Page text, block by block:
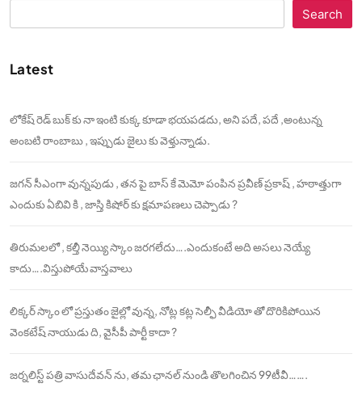
Search
Latest
లోకేష్ రెడ్ బుక్ కు నా ఇంటి కుక్క కూడా భయపడదు, అని పదే, పదే ,అంటున్న
అంబటి రాంబాబు , ఇప్పుడు జైలు కు వెళ్తున్నాడు.
జగన్ సీఎంగా వున్నపుడు , తన పై బాస్ కే మెమో పంపిన ప్రవీణ్ ప్రకాష్ , హఠాత్తుగా
ఎందుకు ఏబివి కి , జాస్తి కిషోర్ కు క్షమాపణలు చెప్పాడు ?
తిరుమలలో , కల్తీ నెయ్యి స్కాం జరగలేదు….ఎందుకంటే అది అసలు నెయ్యే
కాదు….విస్తుపోయే వాస్తవాలు
లిక్కర్ స్కాం లో ప్రస్తుతం జైల్లో వున్న, నోట్ల కట్ల సెల్ఫీ వీడియో తో దొరికిపోయిన
వెంకటేష్ నాయుడు ది, వైసీపీ పార్టీ కాదా ?
జర్నలిస్ట్ పత్రి వాసుదేవన్ ను, తమ ఛానల్ నుండి తొలగించిన 99టీవీ…….